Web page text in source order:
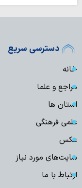
دسترسی سریع
خانه
مراجع و علما
استان ها
علمی فرهنگی
عکس
سایت‌های مورد نیاز
ارتباط با ما